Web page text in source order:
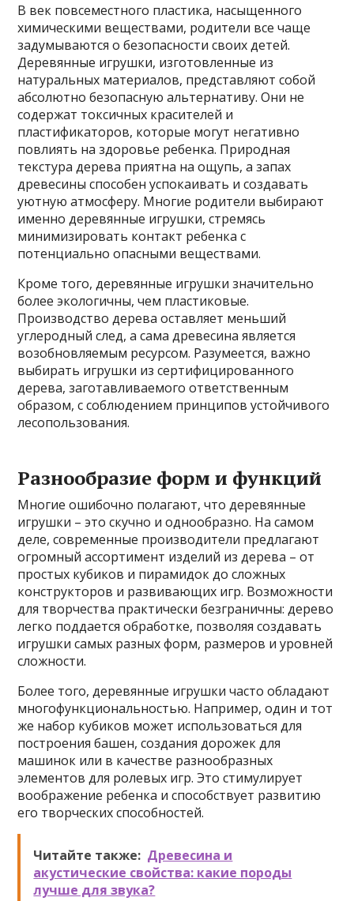
В век повсеместного пластика, насыщенного
химическими веществами, родители все чаще
задумываются о безопасности своих детей.
Деревянные игрушки, изготовленные из
натуральных материалов, представляют собой
абсолютно безопасную альтернативу. Они не
содержат токсичных красителей и
пластификаторов, которые могут негативно
повлиять на здоровье ребенка. Природная
текстура дерева приятна на ощупь, а запах
древесины способен успокаивать и создавать
уютную атмосферу. Многие родители выбирают
именно деревянные игрушки, стремясь
минимизировать контакт ребенка с
потенциально опасными веществами.
Кроме того, деревянные игрушки значительно
более экологичны, чем пластиковые.
Производство дерева оставляет меньший
углеродный след, а сама древесина является
возобновляемым ресурсом. Разумеется, важно
выбирать игрушки из сертифицированного
дерева, заготавливаемого ответственным
образом, с соблюдением принципов устойчивого
лесопользования.
Разнообразие форм и функций
Многие ошибочно полагают, что деревянные
игрушки – это скучно и однообразно. На самом
деле, современные производители предлагают
огромный ассортимент изделий из дерева – от
простых кубиков и пирамидок до сложных
конструкторов и развивающих игр. Возможности
для творчества практически безграничны: дерево
легко поддается обработке, позволяя создавать
игрушки самых разных форм, размеров и уровней
сложности.
Более того, деревянные игрушки часто обладают
многофункциональностью. Например, один и тот
же набор кубиков может использоваться для
построения башен, создания дорожек для
машинок или в качестве разнообразных
элементов для ролевых игр. Это стимулирует
воображение ребенка и способствует развитию
его творческих способностей.
Читайте также: Древесина и
акустические свойства: какие породы
лучше для звука?